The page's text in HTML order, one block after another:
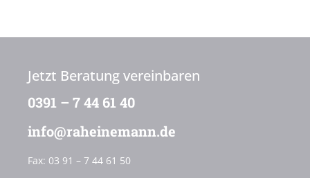
Jetzt Beratung vereinbaren
0391 – 7 44 61 40
info@raheinemann.de
Fax: 03 91 – 7 44 61 50